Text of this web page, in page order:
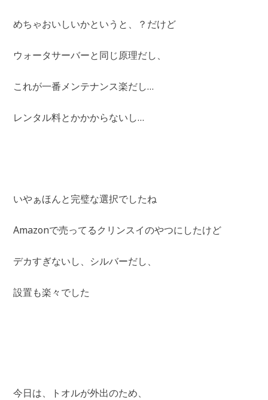
めちゃおいしいかというと、？だけど
ウォータサーバーと同じ原理だし、
これが一番メンテナンス楽だし…
レンタル料とかかからないし…
いやぁほんと完璧な選択でしたね
Amazonで売ってるクリンスイのやつにしたけど
デカすぎないし、シルバーだし、
設置も楽々でした
今日は、トオルが外出のため、